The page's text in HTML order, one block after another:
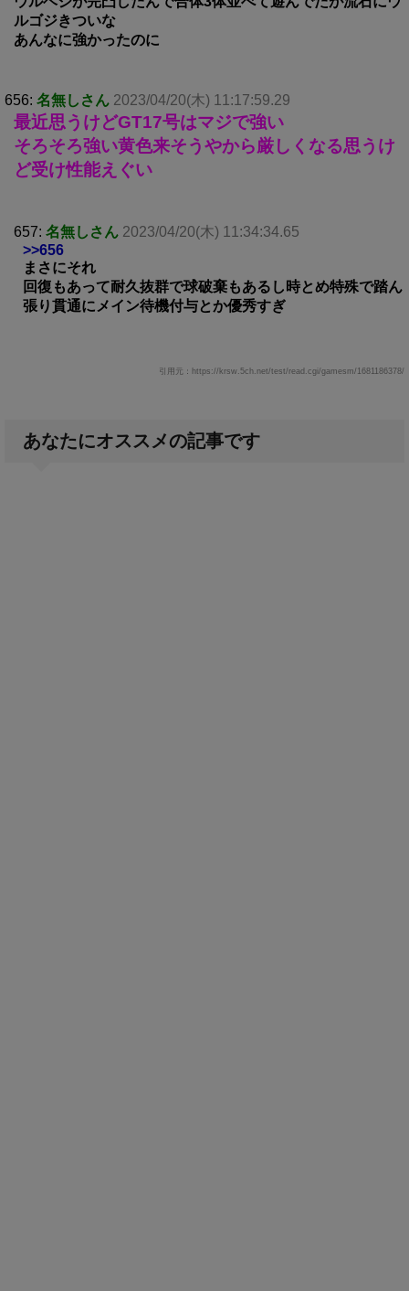
ルゴジきついな
あんなに強かったのに
656: 名無しさん 2023/04/20(木) 11:17:59.29
最近思うけどGT17号はマジで強い
そろそろ強い黄色来そうやから厳しくなる思うけ
ど受け性能えぐい
657: 名無しさん 2023/04/20(木) 11:34:34.65
>>656
まさにそれ
回復もあって耐久抜群で球破棄もあるし時とめ特殊で踏ん
張り貫通にメイン待機付与とか優秀すぎ
引用元：https://krsw.5ch.net/test/read.cgi/gamesm/1681186378/
あなたにオススメの記事です